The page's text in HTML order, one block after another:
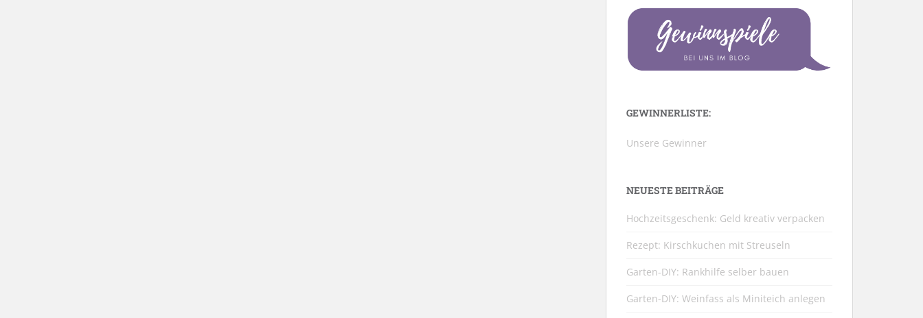
GEWINNERLISTE:
Unsere Gewinner
NEUESTE BEITRÄGE
Hochzeitsgeschenk: Geld kreativ verpacken
Rezept: Kirschkuchen mit Streuseln
Garten-DIY: Rankhilfe selber bauen
Garten-DIY: Weinfass als Miniteich anlegen